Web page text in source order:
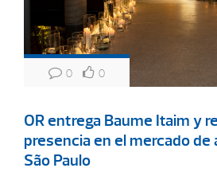
0 0
OR entrega Baume Itaim y
presencia en el mercado de
São Paulo